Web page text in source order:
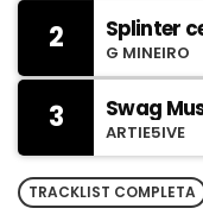
2 Splinter
G MINEIRO
3 Swag
ARTIE5IVE
TRACKLIST COMPLETA